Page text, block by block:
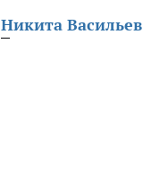
Никита Васильев